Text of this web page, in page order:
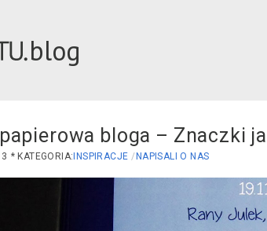
blog
bloga – Znaczki
INSPIRACJE NAPISALI O NAS